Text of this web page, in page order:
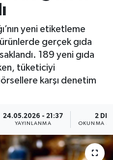
yeni etiketleme
gerçek gıda
189 yeni gıda
tüketiciyi
karşı denetim
24.05.2026 - 21:37
YAYINLANMA
2 DK
OKUNMA